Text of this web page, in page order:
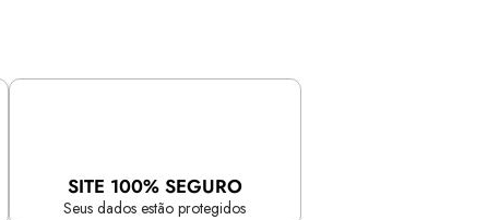
SITE 100% SEGURO
Seus dados estão protegidos